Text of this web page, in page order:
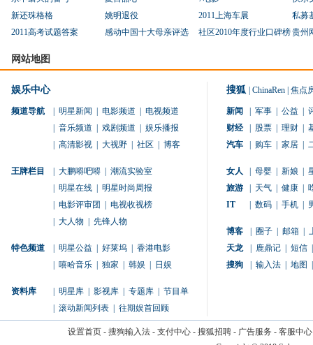
新还珠格格
姚明退役 2011上海车展
私募
2011高考试题答案
感动中国十大母亲评选 社区2010年度行业口碑榜贵州
网站地图
娱乐中心
频道导航 明星新闻 电影频道
电视频道
音乐频道 戏剧频道
娱乐播报
高清影视 大视野 社区 博客
王牌栏目 大鹏嘚吧嘚
潮流实验室
明星在线
明星时尚周报
电影评审团
电视收视榜
大人物 先锋人物
特色频道 明星公益 好莱坞
香港电影
嘻哈音乐 独家 韩娱 日娱
资料库 明星库 影视库 专题库
节目单
滚动新闻列表 往期娱首回顾
搜狐 ChinaRen 焦点
新闻 军事 公益
财经
股票 理财
汽车
购车 家居
女人 母婴 新娘
旅游
天气 健康
IT
数码 手机
博客 圈子 邮箱
天龙
鹿鼎记 短信
搜狗
输入法 地图
设置首页- 搜狗输入法- 支付中心- 搜狐招聘- 广告服务 - 客服中心